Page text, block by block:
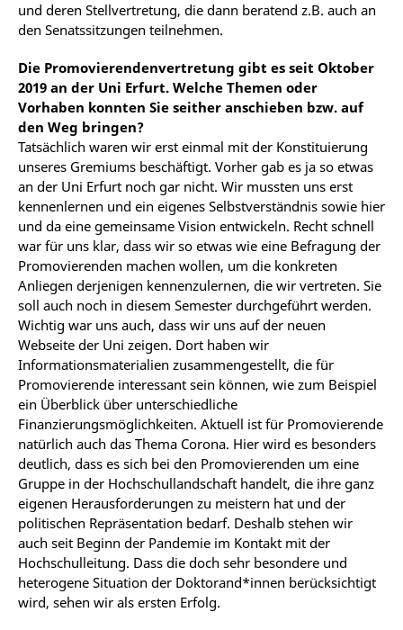
und deren Stellvertretung, die dann beratend z.B. auch an
den Senatssitzungen teilnehmen.
Die Promovierendenvertretung gibt es seit Oktober
2019 an der Uni Erfurt. Welche Themen oder
Vorhaben konnten Sie seither anschieben bzw. auf
den Weg bringen?
Tatsächlich waren wir erst einmal mit der Konstituierung
unseres Gremiums beschäftigt. Vorher gab es ja so etwas
an der Uni Erfurt noch gar nicht. Wir mussten uns erst
kennenlernen und ein eigenes Selbstverständnis sowie hier
und da eine gemeinsame Vision entwickeln. Recht schnell
war für uns klar, dass wir so etwas wie eine Befragung der
Promovierenden machen wollen, um die konkreten
Anliegen derjenigen kennenzulernen, die wir vertreten. Sie
soll auch noch in diesem Semester durchgeführt werden.
Wichtig war uns auch, dass wir uns auf der neuen
Webseite der Uni zeigen. Dort haben wir
Informationsmaterialien zusammengestellt, die für
Promovierende interessant sein können, wie zum Beispiel
ein Überblick über unterschiedliche
Finanzierungsmöglichkeiten. Aktuell ist für Promovierende
natürlich auch das Thema Corona. Hier wird es besonders
deutlich, dass es sich bei den Promovierenden um eine
Gruppe in der Hochschullandschaft handelt, die ihre ganz
eigenen Herausforderungen zu meistern hat und der
politischen Repräsentation bedarf. Deshalb stehen wir
auch seit Beginn der Pandemie im Kontakt mit der
Hochschulleitung. Dass die doch sehr besondere und
heterogene Situation der Doktorand*innen berücksichtigt
wird, sehen wir als ersten Erfolg.